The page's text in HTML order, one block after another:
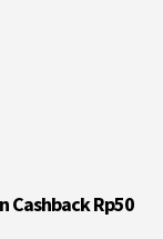
Cashback Rp50